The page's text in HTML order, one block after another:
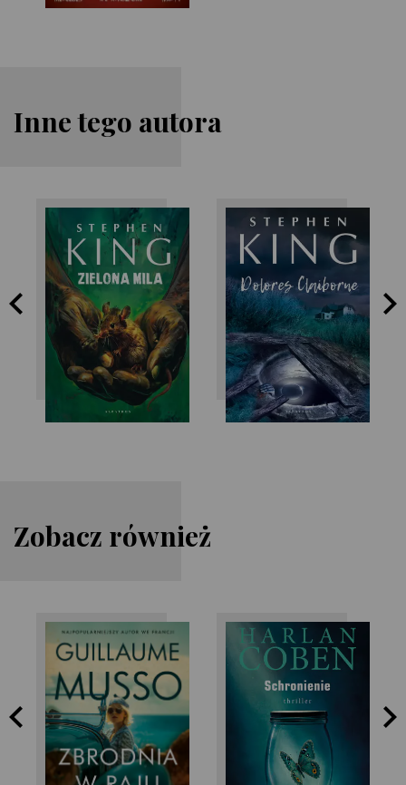
Inne tego autora
Stephen King Stephen King
Zobacz również
Guillaume Musso Harlan Coben